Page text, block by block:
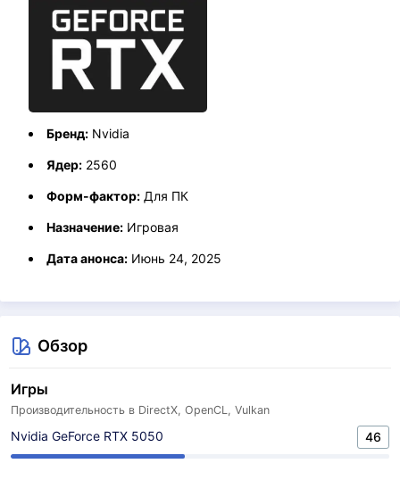
Бренд: Nvidia
Ядер: 2560
Форм-фактор: Для ПК
Назначение: Игровая
Дата анонса: Июнь 24, 2025
Обзор
Игры
Производительность в DirectX, OpenCL, Vulkan
Nvidia GeForce RTX 5050 46